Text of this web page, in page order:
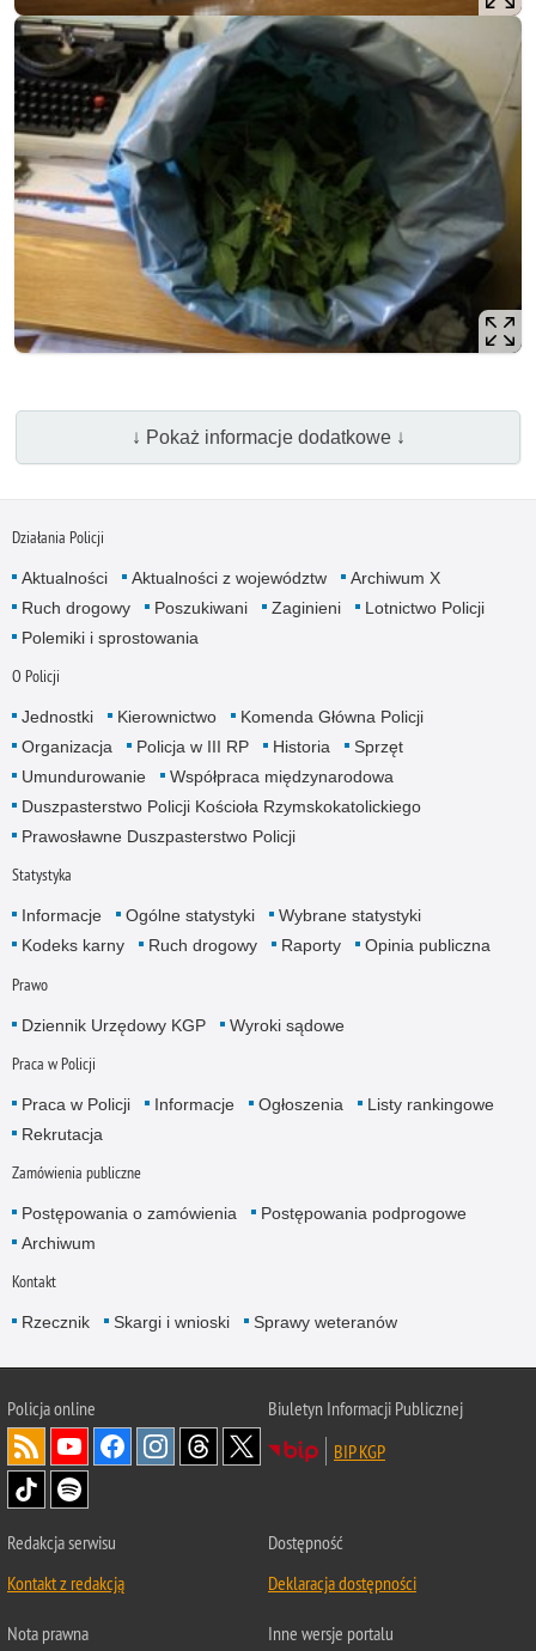
↓ Pokaż informacje dodatkowe ↓
Działania Policji
Aktualności Aktualności z województw
Archiwum X
Ruch drogowy
Poszukiwani Zaginieni
Lotnictwo Policji
Polemiki i sprostowania
O Policji
Jednostki Kierownictwo
Komenda Główna Policji
Organizacja
Policja w III RP Historia
Sprzęt
Umundurowanie
Współpraca międzynarodowa
Duszpasterstwo Policji Kościoła Rzymskokatolickiego
Prawosławne Duszpasterstwo Policji
Statystyka
Informacje Ogólne statystyki
Wybrane statystyki
Kodeks karny
Ruch drogowy Raporty Opinia publiczna
Prawo
Dziennik Urzędowy KGP Wyroki sądowe
Praca w Policji
Praca w Policji Informacje Ogłoszenia
Listy rankingowe
Rekrutacja
Zamówienia publiczne
Postępowania o zamówienia
Postępowania podprogowe
Archiwum
Kontakt
Rzecznik Skargi i wnioski Sprawy weteranów
Policjaonline
Biuletyn Informacji Publicznej
BIP KGP
Redakcja serwisu
Kontakt z redakcją
Dostępność
Deklaracja dostępności
Nota prawna Inne wersje portalu